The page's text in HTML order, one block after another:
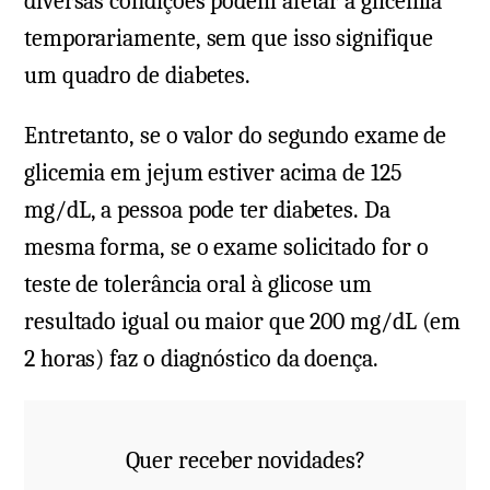
temporariamente, sem que isso signifique
um quadro de diabetes.
Entretanto, se o valor do segundo exame de
glicemia em jejum estiver acima de 125
mg/dL, a pessoa pode ter diabetes. Da
mesma forma, se o exame solicitado for o
teste de tolerância oral à glicose um
resultado igual ou maior que 200 mg/dL (em
2 horas) faz o diagnóstico da doença.
Quer receber novidades?